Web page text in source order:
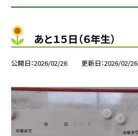
あと１５日（６年生）
公開日 2026/02/26 更新日 2026/02/26